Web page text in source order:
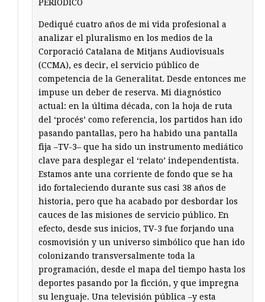
PERIÓDICO
Dediqué cuatro años de mi vida profesional a
analizar el pluralismo en los medios de la
Corporació Catalana de Mitjans Audiovisuals
(CCMA), es decir, el servicio público de
competencia de la Generalitat. Desde entonces me
impuse un deber de reserva. Mi diagnóstico
actual: en la última década, con la hoja de ruta
del ‘procés’ como referencia, los partidos han ido
pasando pantallas, pero ha habido una pantalla
fija –TV-3– que ha sido un instrumento mediático
clave para desplegar el ‘relato’ independentista.
Estamos ante una corriente de fondo que se ha
ido fortaleciendo durante sus casi 38 años de
historia, pero que ha acabado por desbordar los
cauces de las misiones de servicio público. En
efecto, desde sus inicios, TV-3 fue forjando una
cosmovisión y un universo simbólico que han ido
colonizando transversalmente toda la
programación, desde el mapa del tiempo hasta los
deportes pasando por la ficción, y que impregna
su lenguaje. Una televisión pública –y esta